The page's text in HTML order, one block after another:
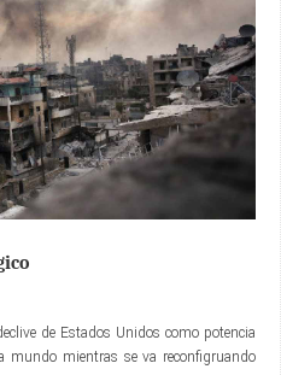
de Estados Unidos como potencia
mundo mientras se va reconfigruando